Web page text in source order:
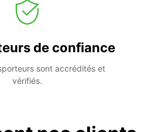
de confiance
sont accrédités et
vérifiés.